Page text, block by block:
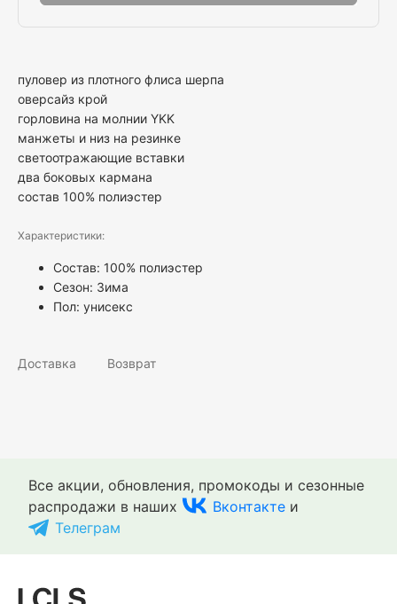
пуловер из плотного флиса шерпа
оверсайз крой
горловина на молнии YKK
манжеты и низ на резинке
светоотражающие вставки
два боковых кармана
состав 100% полиэстер
Характеристики:
Состав: 100% полиэстер
Сезон: Зима
Пол: унисекс
Доставка Возврат
Все акции, обновления, промокоды и сезонные
распродажи в наших
Вконтакте и
Телеграм